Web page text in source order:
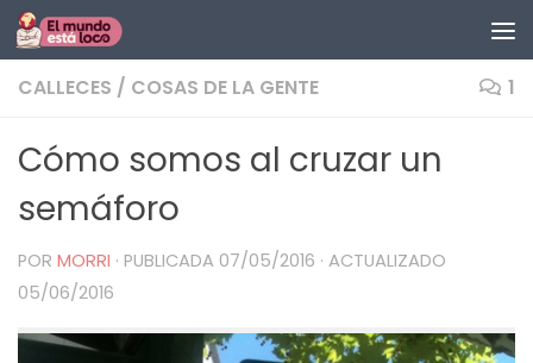
Saltar al contenido
CALLECES / COSAS DE LA GENTE 1
Cómo somos al cruzar un
semáforo
POR MORRI · PUBLICADA 07/05/2016 · ACTUALIZADO
05/06/2016